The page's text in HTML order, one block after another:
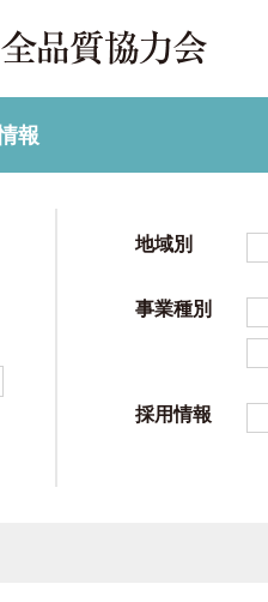
報
地域別
事業種別
採用情報